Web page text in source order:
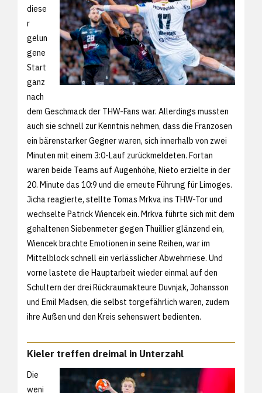
diese
r
gelun
gene
Start
ganz
nach
dem Geschmack der THW-Fans war. Allerdings mussten
auch sie schnell zur Kenntnis nehmen, dass die Franzosen
ein bärenstarker Gegner waren, sich innerhalb von zwei
Minuten mit einem 3:0-Lauf zurückmeldeten. Fortan
waren beide Teams auf Augenhöhe, Nieto erzielte in der
20. Minute das 10:9 und die erneute Führung für Limoges.
Jicha reagierte, stellte Tomas Mrkva ins THW-Tor und
wechselte Patrick Wiencek ein. Mrkva führte sich mit dem
gehaltenen Siebenmeter gegen Thuillier glänzend ein,
Wiencek brachte Emotionen in seine Reihen, war im
Mittelblock schnell ein verlässlicher Abwehrriese. Und
vorne lastete die Hauptarbeit wieder einmal auf den
Schultern der drei Rückraumakteure Duvnjak, Johansson
und Emil Madsen, die selbst torgefährlich waren, zudem
ihre Außen und den Kreis sehenswert bedienten.
Kieler treffen dreimal in Unterzahl
Die
weni